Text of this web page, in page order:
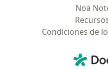
Noa
Condiciones de